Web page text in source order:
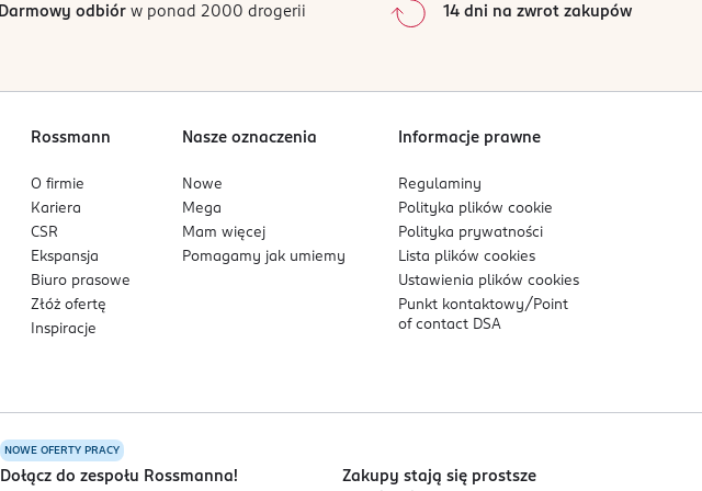
0%
Sortowanie wgdata: od najnowszej
Darmowy odbiórw ponad 2000 drogerii 14 dni na zwrot zakupów
Rossmann
O firmie
Kariera
CSR
Ekspansja
Biuro prasowe
Złóż ofertę
Inspiracje
Nasze oznaczenia
Nowe
Mega
Mam więcej
Pomagamy jak umiemy
Informacje prawne
Regulaminy
Polityka plikówcookie
Polityka prywatności
Lista plikówcookies
Ustawienia plikówcookies
Punkt kontaktowy/ Point
of contact DSA
NOWE OFERTY PRACY
Dołącz do zespołu Rossmanna! Zakupy stają się prostsze